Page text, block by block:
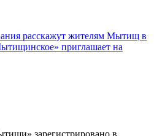
расскажут жителям Мытищ в
приглашает на
зарегистрировано в